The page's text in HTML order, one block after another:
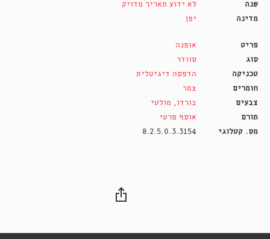
שנה
לא ידוע תאריך מדויק
מדינה
יפן
פריט
אופנה
סוג
סוודר
טכניקה
הדפסה דיגיטלית
חומרים
צמר
צבעים
בורדו, מולטי
תורם
אוסף פרטי
מס. קטלוגי
8.2.5.0.3.3154